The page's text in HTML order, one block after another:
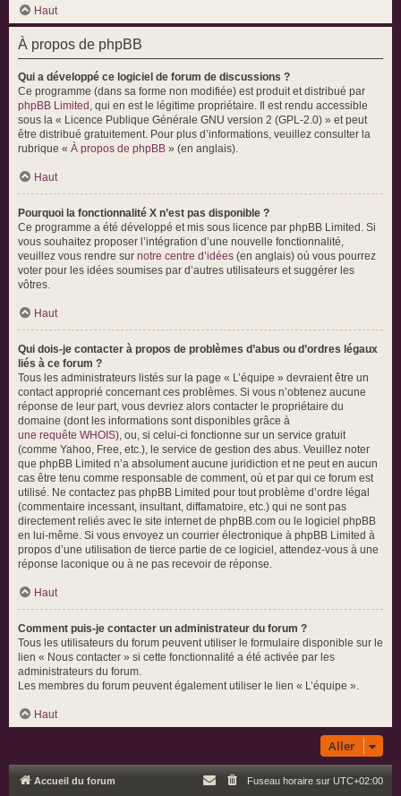
Haut
À propos de phpBB
Qui a développé ce logiciel de forum de discussions ?
Ce programme (dans sa forme non modifiée) est produit et distribué par
phpBB Limited , qui en est le légitime propriétaire. Il est rendu accessible
sous la « Licence Publique Générale GNU version 2 (GPL-2.0) » et peut
être distribué gratuitement. Pour plus d’informations, veuillez consulter la
rubrique « À propos de phpBB » (en anglais).
Haut
Pourquoi la fonctionnalité X n’est pas disponible ?
Ce programme a été développé et mis sous licence par phpBB Limited. Si
vous souhaitez proposer l’intégration d’une nouvelle fonctionnalité,
veuillez vous rendre sur notre centre d’idées (en anglais) où vous pourrez
voter pour les idées soumises par d’autres utilisateurs et suggérer les
vôtres.
Haut
Qui dois-je contacter à propos de problèmes d’abus ou d’ordres légaux
liés à ce forum ?
Tous les administrateurs listés sur la page « L’équipe » devraient être un
contact approprié concernant ces problèmes. Si vous n’obtenez aucune
réponse de leur part, vous devriez alors contacter le propriétaire du
domaine (dont les informations sont disponibles grâce à
une requête WHOIS), ou, si celui-ci fonctionne sur un service gratuit
(comme Yahoo, Free, etc.), le service de gestion des abus. Veuillez noter
que phpBB Limited n’a absolument aucune juridiction et ne peut en aucun
cas être tenu comme responsable de comment, où et par qui ce forum est
utilisé. Ne contactez pas phpBB Limited pour tout problème d’ordre légal
(commentaire incessant, insultant, diffamatoire, etc.) qui ne sont pas
directement reliés avec le site internet de phpBB.com ou le logiciel phpBB
en lui-même. Si vous envoyez un courrier électronique à phpBB Limited à
propos d’une utilisation de tierce partie de ce logiciel, attendez-vous à une
réponse laconique ou à ne pas recevoir de réponse.
Haut
Comment puis-je contacter un administrateur du forum ?
Tous les utilisateurs du forum peuvent utiliser le formulaire disponible sur le
lien « Nous contacter » si cette fonctionnalité a été activée par les
administrateurs du forum.
Les membres du forum peuvent également utiliser le lien « L’équipe ».
Haut
Aller
Accueil du forum Fuseau horaire sur UTC+02:00